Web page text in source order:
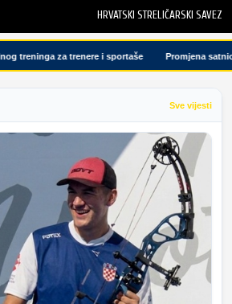
HRVATSKI STRELIČARSKI SAVEZ
treninga za trenere i sportaše Promjena satnice
Sve vijesti